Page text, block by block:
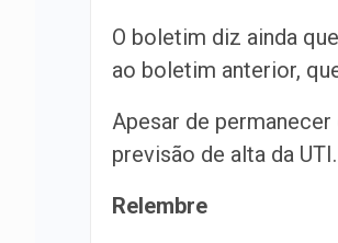
O boletim diz ainda
ao boletim anterior,
Apesar de
previsão de alta da UTI.
Relembre